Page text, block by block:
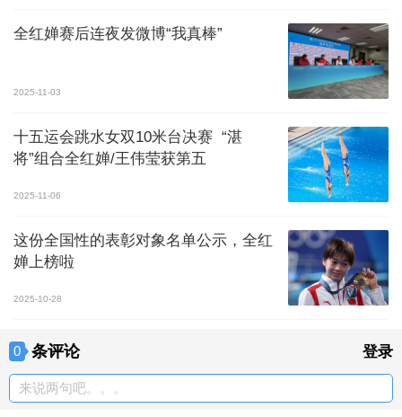
全红婵赛后连夜发微博“我真棒”
2025-11-03
十五运会跳水女双10米台决赛 “湛
将”组合全红婵/王伟莹获第五
2025-11-06
这份全国性的表彰对象名单公示，全红
婵上榜啦
2025-10-28
0 条评论 登录
来说两句吧。。。